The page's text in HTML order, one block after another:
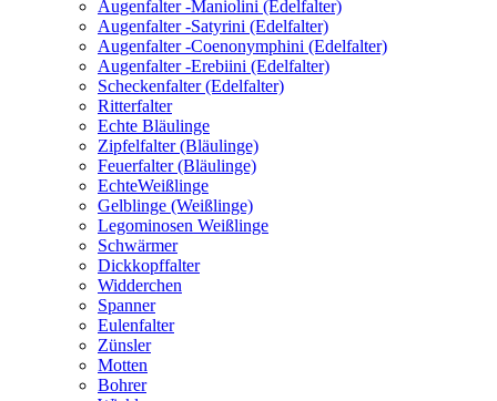
Augenfalter -Maniolini (Edelfalter)
Augenfalter -Satyrini (Edelfalter)
Augenfalter -Coenonymphini (Edelfalter)
Augenfalter -Erebiini (Edelfalter)
Scheckenfalter (Edelfalter)
Ritterfalter
Echte Bläulinge
Zipfelfalter (Bläulinge)
Feuerfalter (Bläulinge)
EchteWeißlinge
Gelblinge (Weißlinge)
Legominosen Weißlinge
Schwärmer
Dickkopffalter
Widderchen
Spanner
Eulenfalter
Zünsler
Motten
Bohrer